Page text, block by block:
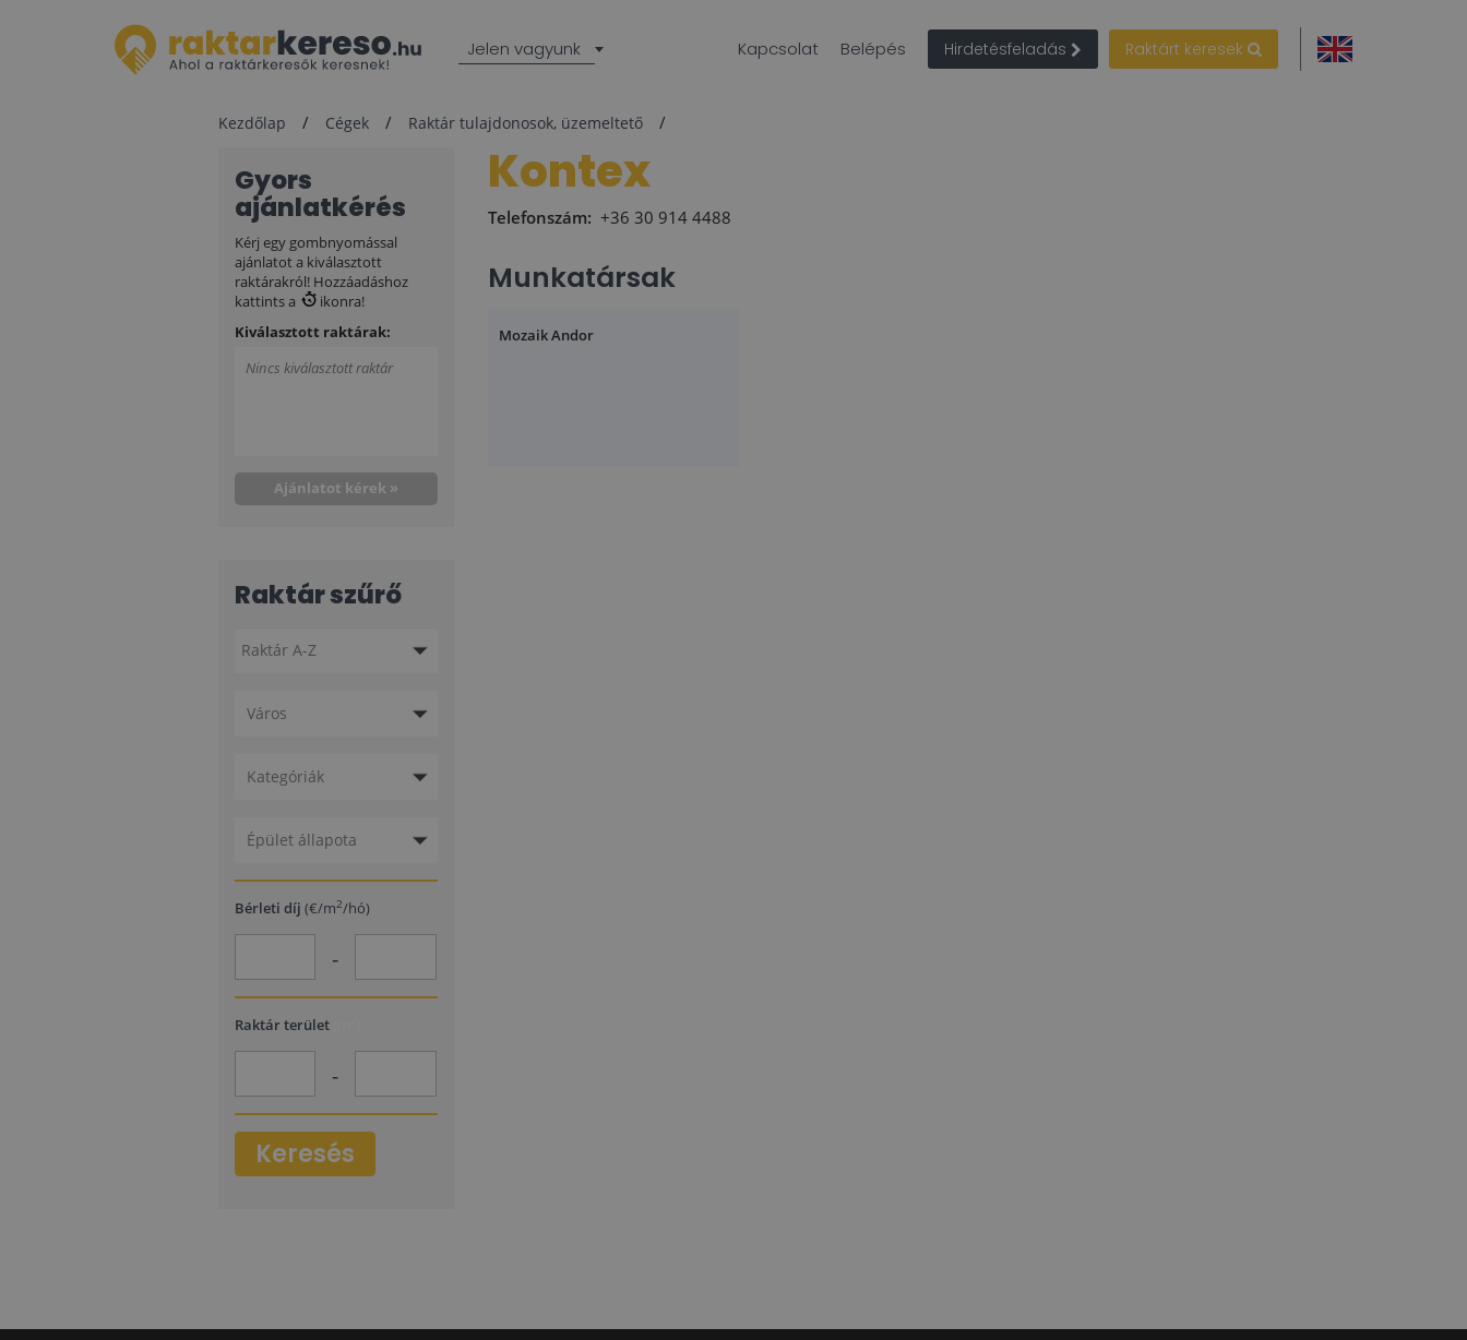
Jelen vagyunk Kapcsolat Belépés Hirdetésfeladás Raktárt keresek
Kezdőlap Cégek Raktár tulajdonosok, üzemeltető
Gyors
ajánlatkérés
Kérj egy gombnyomással
ajánlatot a kiválasztott
raktárakról! Hozzáadáshoz
kattints a
ikonra!
Kiválasztott raktárak:
Nincs kiválasztott raktár
Ajánlatot kérek »
Raktár szűrő
Város
Kategóriák
Épület állapota
Bérleti díj (€/m2/hó)
-
Raktár terület
-
Keresés
Kontex
Telefonszám: +36 30 914 4488
Munkatársak
Mozaik Andor